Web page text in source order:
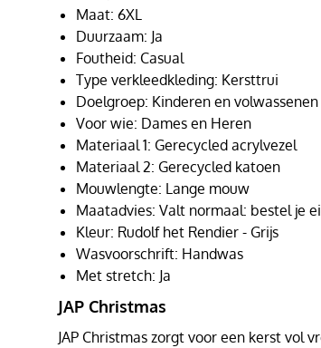
Maat: 6XL
Duurzaam: Ja
Foutheid: Casual
Type verkleedkleding: Kersttrui
Doelgroep: Kinderen en volwassenen
Voor wie: Dames en Heren
Materiaal 1: Gerecycled acrylvezel
Materiaal 2: Gerecycled katoen
Mouwlengte: Lange mouw
Maatadvies: Valt normaal: bestel je
Kleur: Rudolf het Rendier - Grijs
Wasvoorschrift: Handwas
Met stretch: Ja
JAP Christmas
JAP Christmas zorgt voor een kerst vol